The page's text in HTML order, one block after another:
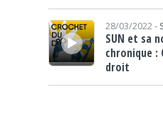
Lecteur audio
28/03/2022 -
SUN et sa
chronique :
droit